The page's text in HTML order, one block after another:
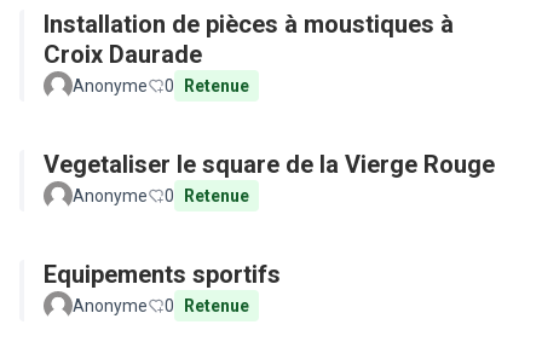
Installation de pièces à moustiques à
Croix Daurade
Anonyme 0 Retenue
Vegetaliser le square de la Vierge Rouge
Anonyme 0 Retenue
Equipements sportifs
Anonyme 0 Retenue